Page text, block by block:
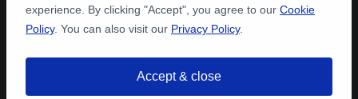
experience. By clicking "Accept", you agree to our Cookie
Policy. You can also visit our Privacy Policy.
Accept & close